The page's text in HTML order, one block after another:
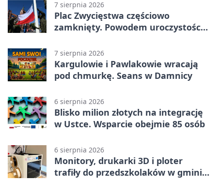
7 sierpnia 2026
Plac Zwycięstwa częściowo
zamknięty. Powodem uroczystości
7 sierpnia 2026
Kargulowie i Pawlakowie wracają
pod chmurkę. Seans w Damnicy
6 sierpnia 2026
Blisko milion złotych na integrację
w Ustce. Wsparcie obejmie 85 osób
6 sierpnia 2026
Monitory, drukarki 3D i ploter
trafiły do przedszkolaków w gminie